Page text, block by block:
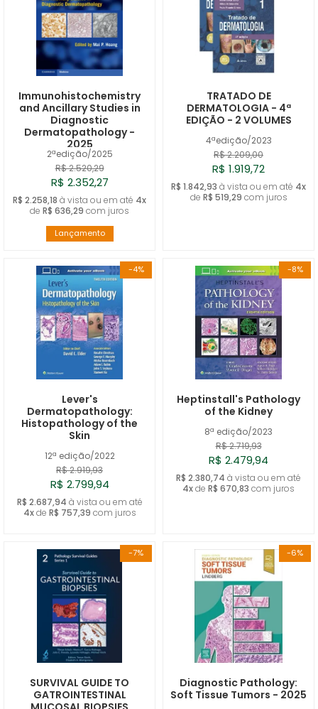
2ªedição/2025
Immunohistochemistry
and Ancillary Studies in
Diagnostic
Dermatopathology -
2025
R$ 2.520,29
R$ 2.352,27
R$ 2.258,18 à vista ou em até 4x
de R$ 636,29 com juros
Lançamento
4ªedição/2023
TRATADO DE
DERMATOLOGIA - 4ª
EDIÇÃO - 2 VOLUMES
R$ 2.209,00
R$ 1.919,72
R$ 1.842,93 à vista ou em até 4x
de R$ 519,29 com juros
-4%
12ª edição/2022
Lever's
Dermatopathology:
Histopathology of the
Skin
R$ 2.919,93
R$ 2.799,94
R$ 2.687,94 à vista ou em até
4xde R$ 757,39 com juros
-8%
8ª edição/2023
Heptinstall's Pathology
of the Kidney
R$ 2.719,93
R$ 2.479,94
R$ 2.380,74 à vista ou em até
4xde R$ 670,83 com juros
-7%
SURVIVAL GUIDE TO
GATROINTESTINAL
-6%
Diagnostic Pathology:
Soft Tissue Tumors - 2025